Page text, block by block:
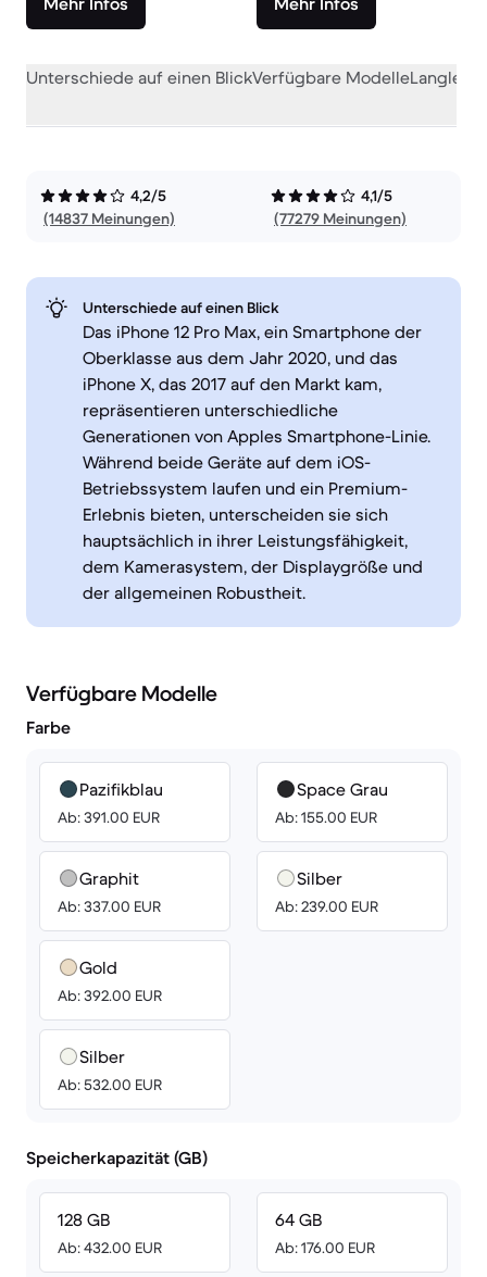
Unterschiede auf einen BlickVerfügbare Modelle
4,2/5
(14837 Meinungen)
4,1/5
(77279 Meinungen)
Unterschiede auf einen Blick
Das iPhone 12 Pro Max, ein Smartphone der
Oberklasse aus dem Jahr 2020, und das
iPhone X, das 2017 auf den Markt kam,
repräsentieren unterschiedliche
Generationen von Apples Smartphone-Linie.
Während beide Geräte auf dem iOS-
Betriebssystem laufen und ein Premium-
Erlebnis bieten, unterscheiden sie sich
hauptsächlich in ihrer Leistungsfähigkeit,
dem Kamerasystem, der Displaygröße und
der allgemeinen Robustheit.
Verfügbare Modelle
Farbe
Pazifikblau
Ab: 391.00 EUR
Graphit
Ab: 337.00 EUR
Gold
Ab: 392.00 EUR
Silber
Ab: 532.00 EUR
Space Grau
Ab: 155.00 EUR
Silber
Ab: 239.00 EUR
Speicherkapazität (GB)
128 GB
Ab: 432.00 EUR
64 GB
Ab: 176.00 EUR